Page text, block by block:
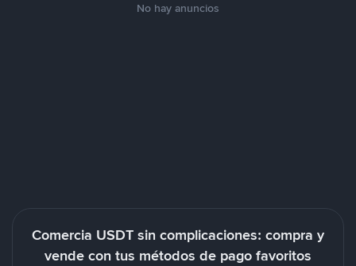
No hay anuncios
Comercia USDT sin complicaciones: compra y
vende con tus métodos de pago favoritos